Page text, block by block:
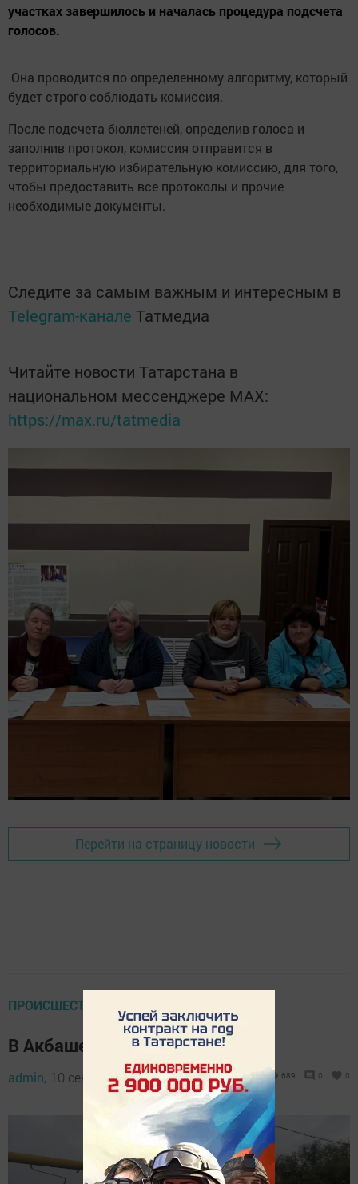
участках завершилось и началась процедура подсчета
голосов.
Она проводится по определенному алгоритму, который
будет строго соблюдать комиссия.
После подсчета бюллетеней, определив голоса и
заполнив протокол, комиссия отправится в
территориальную избирательную комиссию, для того,
чтобы предоставить все протоколы и прочие
необходимые документы.
Следите за самым важным и интересным в
Telegram-канале Татмедиа
Читайте новости Татарстана в
национальном мессенджере MАХ:
https://max.ru/tatmedia
Перейти на страницу новости
ПРОИСШЕСТВИЯ
В Акбаше сгорел дом
admin, 10 сентября 2023 - 21:51 689 0 0